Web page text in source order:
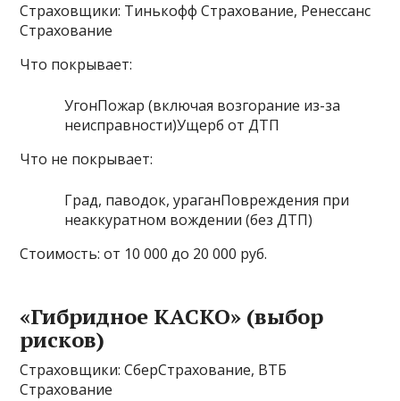
Страховщики: Тинькофф Страхование, Ренессанс
Страхование
Что покрывает:
УгонПожар (включая возгорание из-за
неисправности)Ущерб от ДТП
Что не покрывает:
Град, паводок, ураганПовреждения при
неаккуратном вождении (без ДТП)
Стоимость: от 10 000 до 20 000 руб.
«Гибридное КАСКО» (выбор
рисков)
Страховщики: СберСтрахование, ВТБ
Страхование